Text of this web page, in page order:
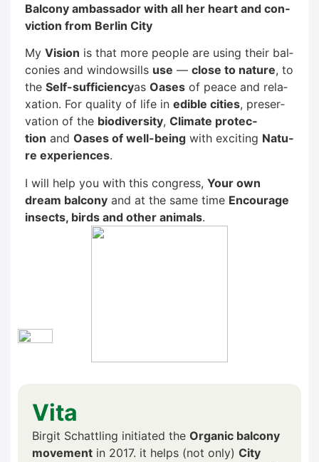
Bal­c­o­ny ambassa­dor with all her heart and con­
vic­tion from Ber­lin City
My Visi­on is that more peo­p­le are using their bal­
co­nies and win­dows­ills use — clo­se to natu­re, to
the Self-suf­fi­ci­en­cyas Oases of peace and rela­
xa­ti­on. For qua­li­ty of life in edi­ble cities, pre­ser­
va­ti­on of the bio­di­ver­si­ty, Cli­ma­te pro­tec­
tion and Oases of well-being with exci­ting Natu­
re expe­ri­en­ces.
I will help you with this con­gress, Your own
dream bal­c­o­ny and at the same time Encou­ra­ge
insects, birds and other ani­mals.
Vita
Bir­git Schatt­ling initia­ted the Orga­nic bal­c­o­ny
move­ment in 2017. it helps (not only) City